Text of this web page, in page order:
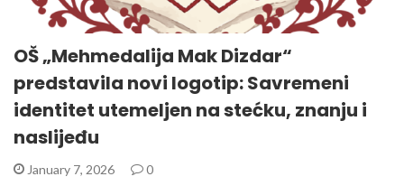
OŠ „Mehmedalija Mak Dizdar“
predstavila novi logotip: Savremeni
identitet utemeljen na stećku, znanju i
naslijeđu
January 7, 2026 0